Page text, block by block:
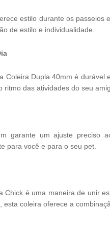
estilo durante os
de estilo e individualidade.
Coleira Dupla 40mm é
das atividades do seu
garante um ajuste preciso
para você e para o seu pet.
Chick é uma maneira de unir
coleira oferece a